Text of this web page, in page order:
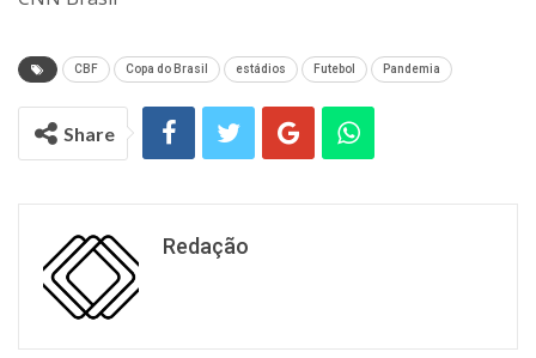
CBF Copa do Brasil estádios Futebol Pandemia
Share
Redação